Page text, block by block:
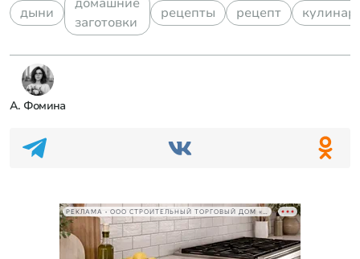
дыни
домашние
заготовки
рецепты рецепт
А. Фомина
РЕКЛАМА • ООО СТРОИТЕЛЬНЫЙ ТОРГОВЫЙ ДОМ «ПЕТРОВИЧ», ИНН 7802348846